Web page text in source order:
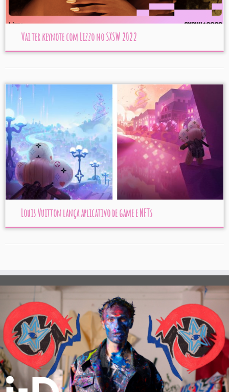
Vai ter keynote com Lizzo no SXSW 2022
Louis Vuitton lança aplicativo de game e NFTs